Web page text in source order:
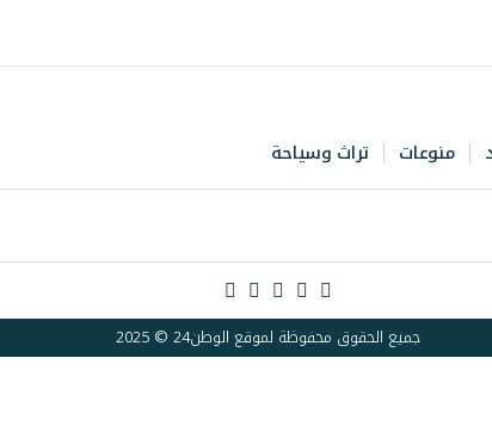
منوعات تراث وسياحة
جميع الحقوق محفوظة لموقع الوطن24 © 2025